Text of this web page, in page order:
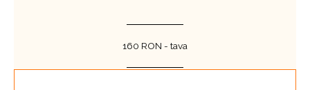
160 RON - tava